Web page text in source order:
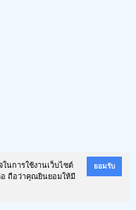
นการใช้งานเว็บไซต์
อ ถือว่าคุณยินยอมให้มี
ยอมรับ